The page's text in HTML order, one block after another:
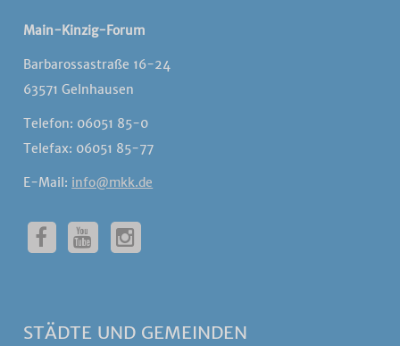
Main-Kinzig-Forum
Barbarossastraße 16-24
63571 Gelnhausen
Telefon: 06051 85-0
Telefax: 06051 85-77
E-Mail: info@mkk.de
STÄDTE UND GEMEINDEN